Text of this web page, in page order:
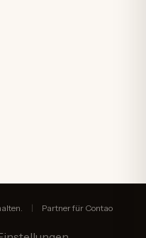
Partner für Contao